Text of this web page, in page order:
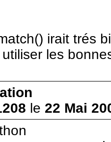
irait trés
les
le 22 Mai